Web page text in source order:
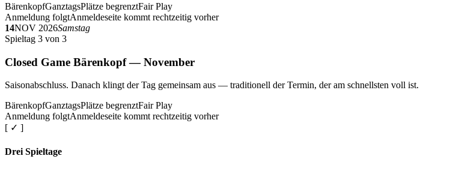
BärenkopfGanztagsPlätze begrenztFair Play
Anmeldung folgtAnmeldeseite kommt rechtzeitig vorher
14NOV 2026Samstag
Spieltag 3 von 3
Closed Game Bärenkopf — November
Saisonabschluss. Danach klingt der Tag gemeinsam aus — traditionell der Termin, der am schnellsten voll ist.
BärenkopfGanztagsPlätze begrenztFair Play
Anmeldung folgtAnmeldeseite kommt rechtzeitig vorher
[ ✓ ]
Drei Spieltage